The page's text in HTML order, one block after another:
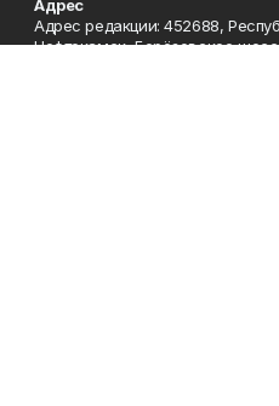
Адрес
Адрес редакции: 452688,
Нефтекамск, Берёзовское